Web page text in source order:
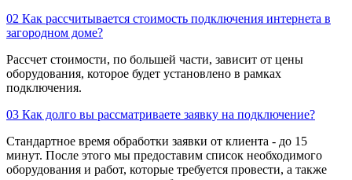
02 Как рассчитывается стоимость подключения интернета в
загородном доме?
Рассчет стоимости, по большей части, зависит от цены
оборудования, которое будет установлено в рамках
подключения.
03 Как долго вы рассматриваете заявку на подключение?
Стандартное время обработки заявки от клиента - до 15
минут. После этого мы предоставим список необходимого
оборудования и работ, которые требуется провести, а также